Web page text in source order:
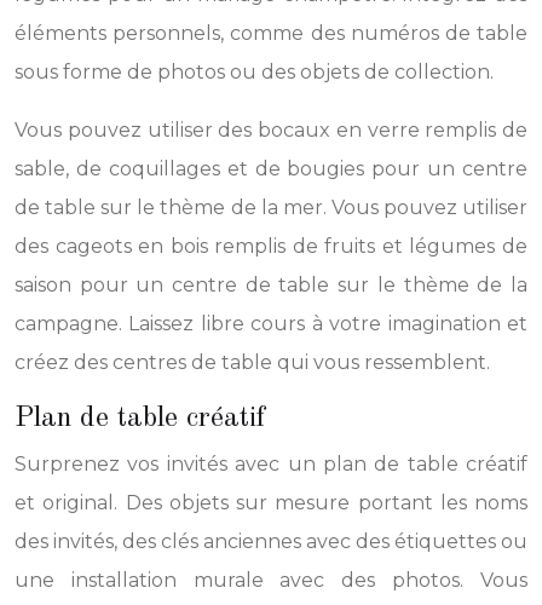
éléments personnels, comme des numéros de table
sous forme de photos ou des objets de collection.
Vous pouvez utiliser des bocaux en verre remplis de
sable, de coquillages et de bougies pour un centre
de table sur le thème de la mer. Vous pouvez utiliser
des cageots en bois remplis de fruits et légumes de
saison pour un centre de table sur le thème de la
campagne. Laissez libre cours à votre imagination et
créez des centres de table qui vous ressemblent.
Plan de table créatif
Surprenez vos invités avec un plan de table créatif
et original. Des objets sur mesure portant les noms
des invités, des clés anciennes avec des étiquettes ou
une installation murale avec des photos. Vous